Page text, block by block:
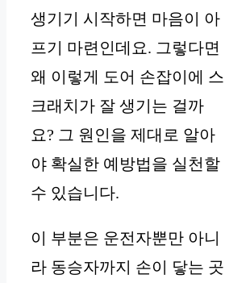
생기기 시작하면 마음이 아
프기 마련인데요. 그렇다면
왜 이렇게 도어 손잡이에 스
크래치가 잘 생기는 걸까
요? 그 원인을 제대로 알아
야 확실한 예방법을 실천할
수 있습니다.
이 부분은 운전자뿐만 아니
라 동승자까지 손이 닿는 곳